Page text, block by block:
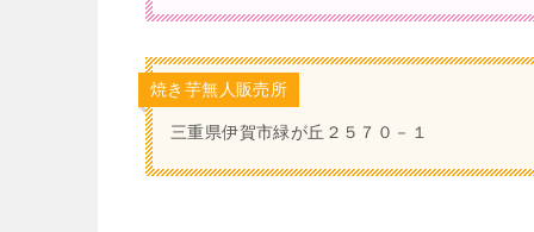
焼き芋無人販売所
三重県伊賀市緑が丘２５７０－１